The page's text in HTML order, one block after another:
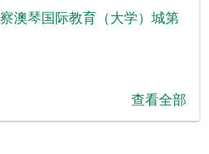
澳琴国际教育（大学）城第
查看全部